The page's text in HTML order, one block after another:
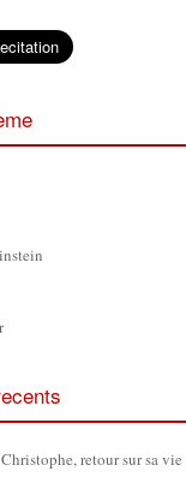
retour sur sa vie